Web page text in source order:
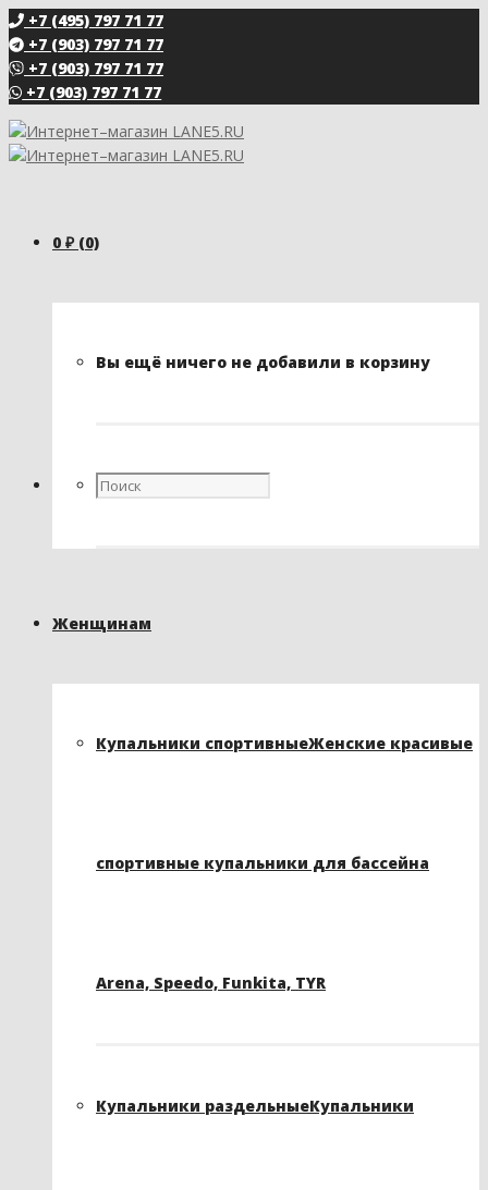
+7 (495) 797 71 77
+7 (903) 797 71 77
+7 (903) 797 71 77
+7 (903) 797 71 77
0 ₽(0)
Вы ещё ничего не добавили в корзину
Женщинам
Купальники спортивныеЖенские красивые
спортивные купальники для бассейна
Arena, Speedo, Funkita, TYR
Купальники раздельныеКупальники